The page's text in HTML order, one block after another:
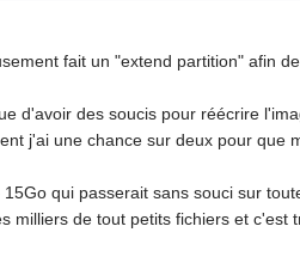
fait un "extend partition" afin
d'avoir des soucis pour réécrire
j'ai une chance sur deux pour que
qui passerait sans souci sur
milliers de tout petits fichiers et c'est